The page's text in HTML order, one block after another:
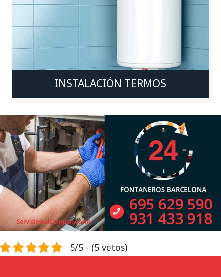
INSTALACIÓN TERMOS
5/5 - (5 votos)